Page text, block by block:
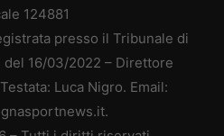
124881
presso il Tribunale di
del 16/03/2022 – Direttore
Luca Nigro. Email: